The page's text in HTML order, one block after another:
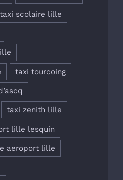
taxi scolaire lille
taxi tourcoing
taxi zenith lille
lille lesquin
aeroport lille